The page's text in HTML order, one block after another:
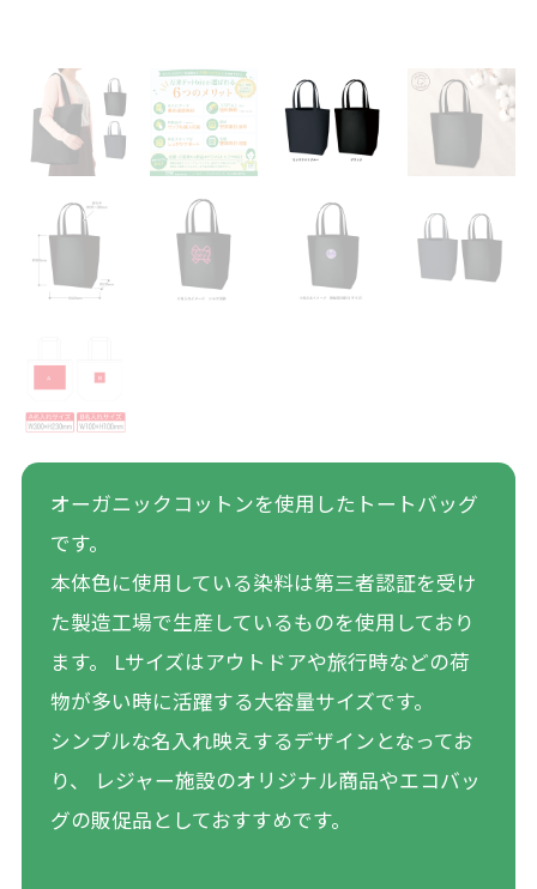
オーガニックコットンを使用したトートバッグ
です。
本体色に使用している染料は第三者認証を受け
た製造工場で生産しているものを使用しており
ます。 Lサイズはアウトドアや旅行時などの荷
物が多い時に活躍する大容量サイズです。
シンプルな名入れ映えするデザインとなってお
り、 レジャー施設のオリジナル商品やエコバッ
グの販促品としておすすめです。